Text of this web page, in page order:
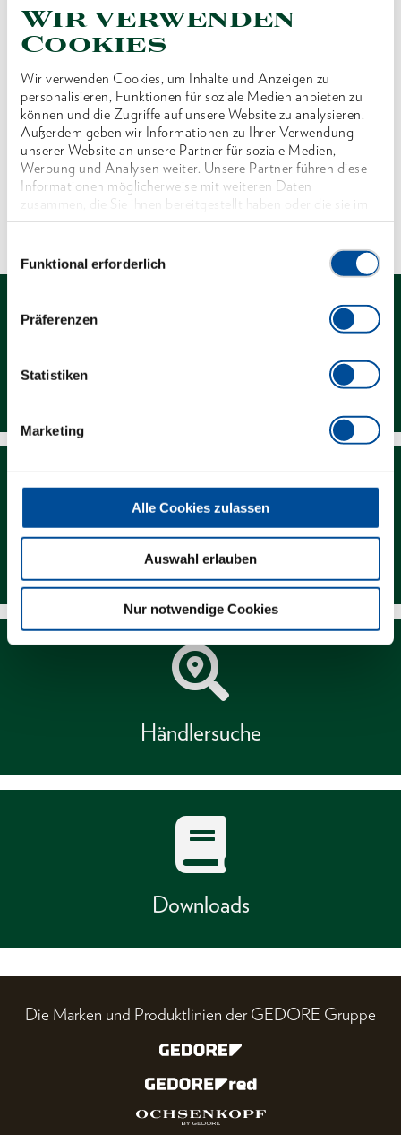
Wir verwenden
Cookies
Wir verwenden Cookies, um Inhalte und Anzeigen zu
personalisieren, Funktionen für soziale Medien anbieten zu
können und die Zugriffe auf unsere Website zu analysieren.
Außerdem geben wir Informationen zu Ihrer Verwendung
unserer Website an unsere Partner für soziale Medien,
Werbung und Analysen weiter. Unsere Partner führen diese
Informationen möglicherweise mit weiteren Daten
zusammen, die Sie ihnen bereitgestellt haben oder die sie im
Rahmen Ihrer Nutzung der Dienste gesammelt haben. Unsere
Funktional erforderlich
Präferenzen
Statistiken
Marketing
Alle Cookies zulassen
Auswahl erlauben
Nur notwendige Cookies
Produktlinie
Produktbeschreibung
Lieferumfang
Technische Eigenschaften
Newsletter
Händlersuche
Downloads
Die Marken und Produktlinien der GEDORE Gruppe